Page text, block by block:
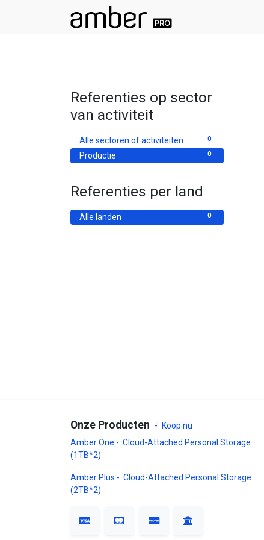
Referenties op sector
van activiteit
0
Alle sectoren of activiteiten
0
Productie
Referenties per land
0
Alle landen
Onze Producten -
Koop nu
Amber One - Cloud-Attached Personal Storage
(1TB*2)
Amber Plus - Cloud-Attached Personal Storage
(2TB*2)